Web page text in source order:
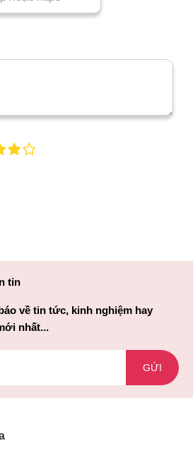
tin
về tin tức, kinh nghiệm hay
nhất...
GỬI